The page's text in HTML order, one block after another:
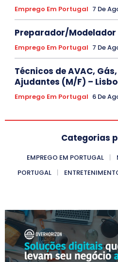
Emprego Em Portugal 7 De
Preparador/Modelador
Emprego Em Portugal 7 De
Técnicos de AVAC,
Ajudantes (M/F) –
Emprego Em Portugal 6 De
Categorias
EMPREGO EM PORTUGAL
PORTUGAL